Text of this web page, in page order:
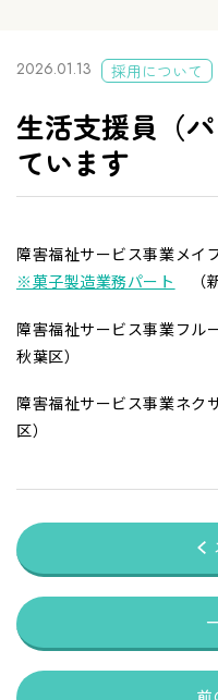
2026.01.13 採用について
生活支援員（
ています
障害福祉サービス事業メイ
※菓子製造業務パート
（
障害福祉サービス事業フ
秋葉区）
障害福祉サービス事業ネク
区）
前